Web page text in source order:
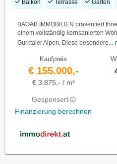
Balkon Terrasse Garten
BAOAB IMMOBILIEN präsentiert
einem vollständig kernsanierten
Gurktaler Alpen. Diese besondere...
Kaufpreis
€ 155.000,-
€ 3.875,- / m²
Gesponsert
Finanzierung berechnen